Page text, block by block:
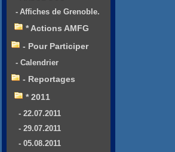
- Affiches de Grenoble.
* Actions AMFG
- Pour Participer
- Calendrier
- Reportages
* 2011
- 22.07.2011
- 29.07.2011
- 05.08.2011